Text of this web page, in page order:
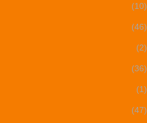
(10)
(46)
(2)
(36)
(1)
(47)